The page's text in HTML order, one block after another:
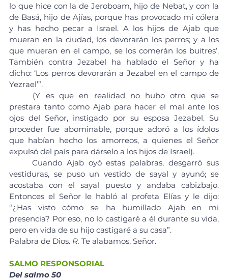
lo que hice con la de Jeroboam, hijo de Nebat, y con la
de Basá, hijo de Ajías, porque has provocado mi cólera
y has hecho pecar a Israel. A los hijos de Ajab que
mueran en la ciudad, los devorarán los perros; y a los
que mueran en el campo, se los comerán los buitres’.
También contra Jezabel ha hablado el Señor y ha
dicho: ‘Los perros devorarán a Jezabel en el campo de
Yezrael’”.
prestara tanto como Ajab para hacer el mal ante los
ojos del Señor, instigado por su esposa Jezabel. Su
proceder fue abominable, porque adoró a los ídolos
que habían hecho los amorreos, a quienes el Señor
expulsó del país para dárselo a los hijos de Israel).
vestiduras, se puso un vestido de sayal y ayunó; se
acostaba con el sayal puesto y andaba cabizbajo.
Entonces el Señor le habló al profeta Elías y le dijo:
“¿Has visto cómo se ha humillado Ajab en mi
presencia? Por eso, no lo castigaré a él durante su vida,
pero en vida de su hijo castigaré a su casa”.
Palabra de Dios. R. Te alabamos, Señor.
SALMO RESPONSORIAL
Del salmo 50